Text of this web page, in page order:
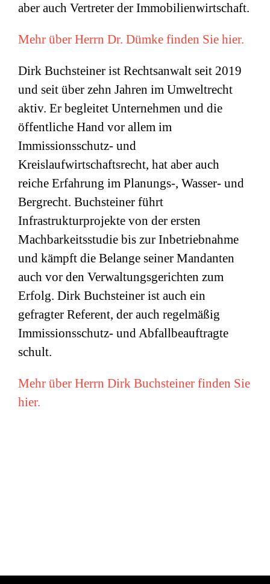
aber auch Vertreter der Immobilienwirtschaft.
Mehr über Herrn Dr. Dümke finden Sie hier.
Dirk Buchsteiner ist Rechtsanwalt seit 2019
und seit über zehn Jahren im Umweltrecht
aktiv. Er begleitet Unternehmen und die
öffentliche Hand vor allem im
Immissionsschutz- und
Kreislaufwirtschaftsrecht, hat aber auch
reiche Erfahrung im Planungs-, Wasser- und
Bergrecht. Buchsteiner führt
Infrastrukturprojekte von der ersten
Machbarkeitsstudie bis zur Inbetriebnahme
und kämpft die Belange seiner Mandanten
auch vor den Verwaltungsgerichten zum
Erfolg. Dirk Buchsteiner ist auch ein
gefragter Referent, der auch regelmäßig
Immissionsschutz- und Abfallbeauftragte
schult.
Mehr über Herrn Dirk Buchsteiner finden Sie
hier.